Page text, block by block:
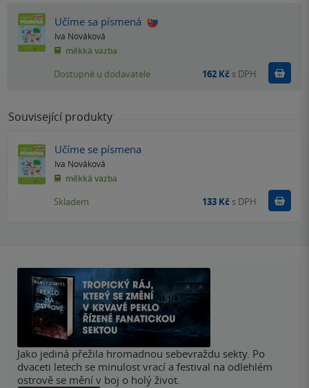
Učíme sa písmená
Iva Nováková
měkká vazba
Dostupné u dodavatele 162 Kč s DPH
Související produkty
Učíme se písmena
Iva Nováková
měkká vazba
Skladem 133 Kč s DPH
Jako jediná přežila hromadnou sebevraždu sekty. Po
dvaceti letech se minulost vrací a festival na odlehlém
ostrově se mění v boj o holý život.